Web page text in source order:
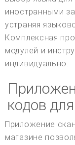
иностранными
устраняя
Комплексная
модулей и
индивидуально.
кодов
Приложение
магазине